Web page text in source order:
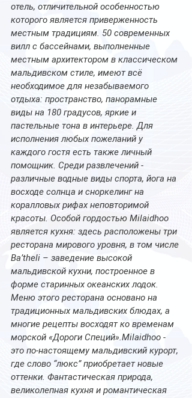
отель, отличительной особенностью
которого является приверженность
местным традициям. 50 современных
вилл с бассейнами, выполненные
местным архитектором в классическом
мальдивском стиле, имеют всё
необходимое для незабываемого
отдыха: пространство, панорамные
виды на 180 градусов, яркие и
пастельные тона в интерьере. Для
исполнения любых пожеланий у
каждого гостя есть также личный
помощник. Среди развлечений -
различные водные виды спорта, йога на
восходе солнца и сноркелинг на
коралловых рифах неповторимой
красоты. Особой гордостью Milaidhoo
является кухня: здесь расположены три
ресторана мирового уровня, в том числе
Ba’theli – заведение высокой
мальдивской кухни, построенное в
форме старинных океанских лодок.
Меню этого ресторана основано на
традиционных мальдивских блюдах, а
многие рецепты восходят ко временам
морской «Дороги Специй».Milaidhoo -
это по-настоящему мальдивский курорт,
где слово “люкс” приобретает новые
оттенки. Фантастическая природа,
великолепная кухня и романтическая